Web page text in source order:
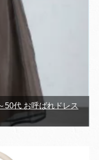
50代 お呼ばれドレス